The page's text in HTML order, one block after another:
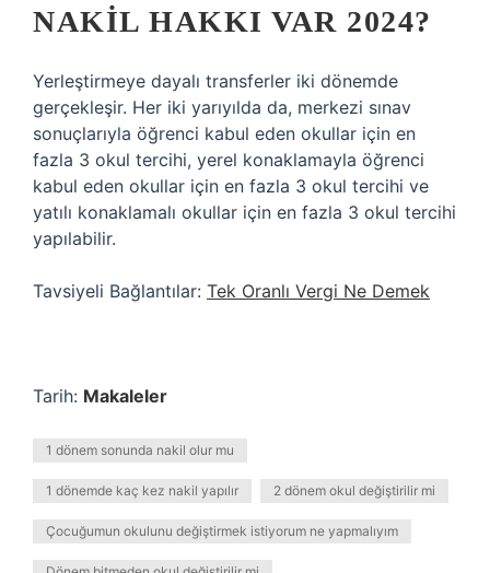
NAKIL HAKKI VAR 2024?
Yerleştirmeye dayalı transferler iki dönemde
gerçekleşir. Her iki yarıyılda da, merkezi sınav
sonuçlarıyla öğrenci kabul eden okullar için en
fazla 3 okul tercihi, yerel konaklamayla öğrenci
kabul eden okullar için en fazla 3 okul tercihi ve
yatılı konaklamalı okullar için en fazla 3 okul tercihi
yapılabilir.
Tavsiyeli Bağlantılar: Tek Oranlı Vergi Ne Demek
Tarih: Makaleler
1 dönem sonunda nakil olur mu
1 dönemde kaç kez nakil yapılır 2 dönem okul değiştirilir mi
Çocuğumun okulunu değiştirmek istiyorum ne yapmalıyım